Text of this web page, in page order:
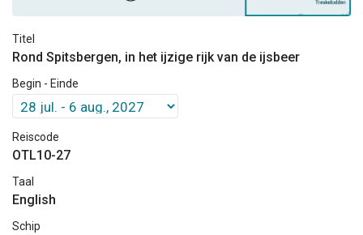
Titel
Rond Spitsbergen, in het ijzige rijk van de ijsbeer
Begin - Einde
Reiscode
OTL10-27
Taal
English
Schip